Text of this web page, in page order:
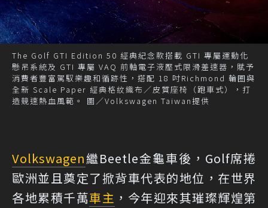
The Golf GTI Edition 50 經典紀念款搭載 GTI 專屬運動化
懸吊系統及 GTI 專屬 VAQ 前軸電子液壓式限滑差速器，賦予
消費者豐富駕馭樂趣和循跡性，搭配 18 吋Richmond 輪圈與
全新 Scale Paper 經典格紋織布／皮質座椅（跑車式），打
造競速熱血風範。 圖／Volkswagen Taiwan提供
Volkswagen繼Beetle金龜車後，Golf席捲
歐洲並且奠定了掀背車代表的地位，在世界
各地累積千萬車主 ，今年迎來其璀璨輝煌第